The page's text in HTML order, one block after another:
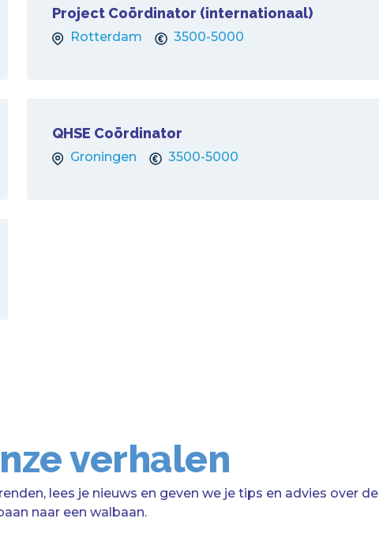
Project Coördinator (internationaal)
Rotterdam 3500-5000
QHSE Coördinator
Groningen 3500-5000
verhalen
lees je nieuws en geven we je tips en advies over de
naar een walbaan.